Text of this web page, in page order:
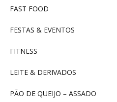
FAST FOOD
FESTAS & EVENTOS
FITNESS
LEITE & DERIVADOS
PÃO DE QUEIJO – ASSADO